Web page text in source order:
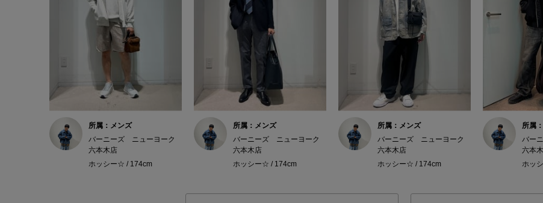
所属：メンズ
バーニーズ ニューヨーク
六本木店
ホッシー☆ / 174cm
所属：メンズ
バーニーズ ニューヨーク
六本木店
ホッシー☆ / 174cm
所属：メンズ
バーニーズ ニューヨーク
六本木店
ホッシー☆ / 174cm
所属
バー
六本
ホッ